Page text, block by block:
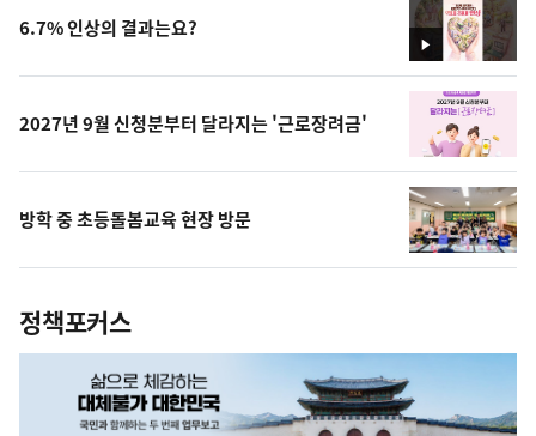
영
상
6.7% 인상의 결과는요?
2027년 9월 신청분부터 달라지는 '근로장려금'
방학 중 초등돌봄교육 현장 방문
정책포커스